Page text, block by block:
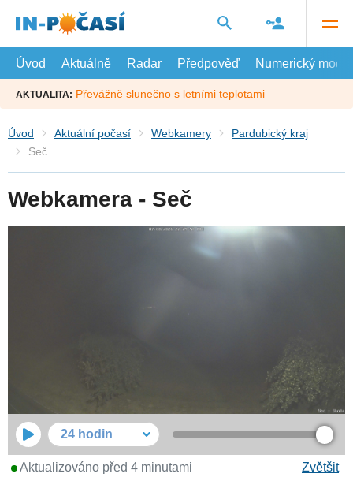
hlavní
Úvod
Aktuálně Radar Předpověď Numerický model
AKTUALITA: Převážně slunečno s letními teplotami
Úvod Aktuální počasí Webkamery
Pardubický kraj
Seč
Webkamera - Seč
24 hodin
Zvětšit
Aktualizováno před 4 minutami